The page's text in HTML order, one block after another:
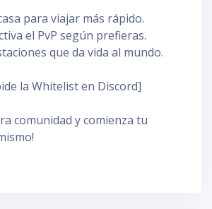
para viajar más rápido.
el PvP según prefieras.
que da vida al mundo.
la Whitelist en Discord]
comunidad y comienza tu